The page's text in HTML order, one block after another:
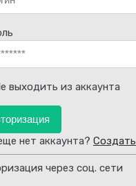
выходить из аккаунта
нет аккаунта? Создать
через соц. сети